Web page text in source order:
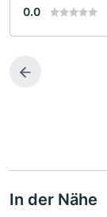
0.0
In der Nähe